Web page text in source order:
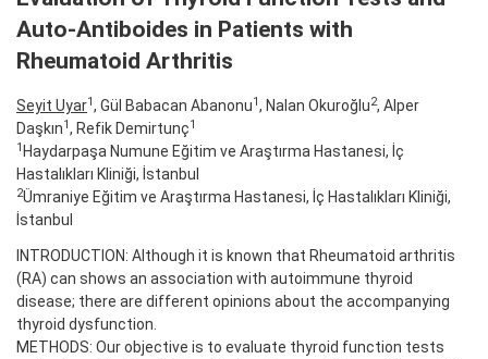
Auto-Antiboides in Patients with
Rheumatoid Arthritis
Seyit Uyar1, Gül Babacan Abanonu1, Nalan Okuroğlu2, Alper
Daşkın1, Refik Demirtunç1
1 Haydarpaşa Numune Eğitim ve Araştırma Hastanesi, İç
Hastalıkları Kliniği, İstanbul
2Ümraniye Eğitim ve Araştırma Hastanesi, İç Hastalıkları Kliniği,
İstanbul
INTRODUCTION: Although it is known that Rheumatoid arthritis
(RA) can shows an association with autoimmune thyroid
disease; there are different opinions about the accompanying
thyroid dysfunction.
METHODS: Our objective is to evaluate thyroid function tests